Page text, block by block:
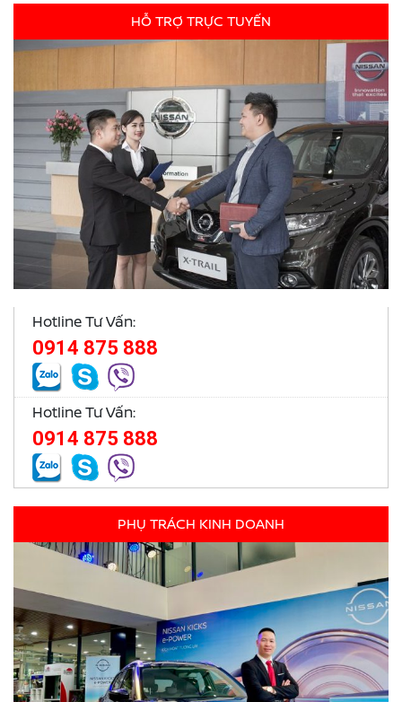
HỖ TRỢ TRỰC TUYẾN
Hotline Tư Vấn:
0914 875 888
Hotline Tư Vấn:
0914 875 888
PHỤ TRÁCH KINH DOANH